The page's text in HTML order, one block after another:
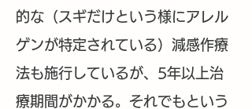
的な（スギだけという様にアレル
ゲンが特定されている）減感作療
法も施行しているが、5年以上治
療期間がかかる。それでもという